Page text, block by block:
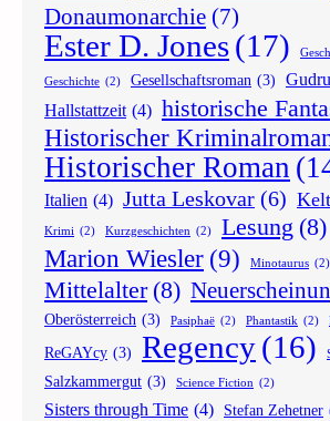
Donaumonarchie (7)
Ester D. Jones(17)
Geschichte (2) Gesellschaftsroman (3)
Hallstattzeit (4) historische
Historischer
Historischer Roman
Italien (4) Jutta Leskovar (6)
Krimi (2) Kurzgeschichten (2) Lesung (8)
Marion Wiesler (9) Minotaurus (2)
Mittelalter (8)
Oberösterreich (3) Pasiphaë (2) Phantastik (2)
ReGAYcy (3) Regency(16)
Salzkammergut (3) Science Fiction (2)
Sisters through Time (4) Stefan Zehetner